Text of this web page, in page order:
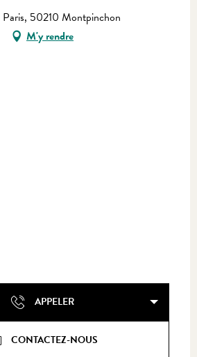
50210 Montpinchon
M'y rendre
APPELER
CONTACTEZ-NOUS